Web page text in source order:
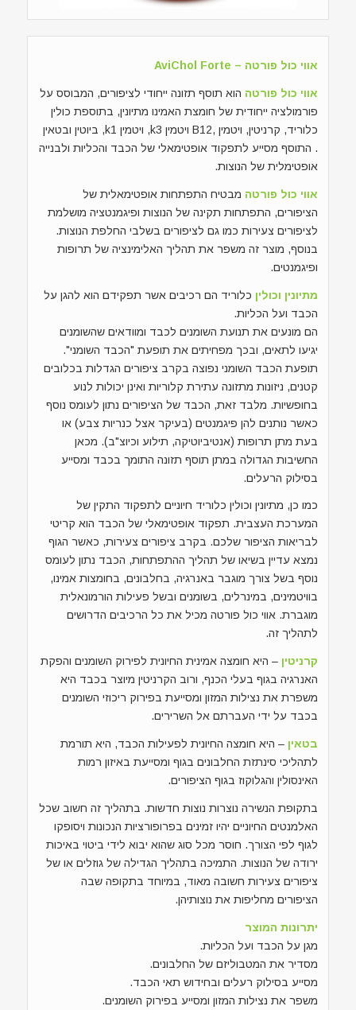
אווי כול פורטה – AviChol Forte
אווי כול פורטה הוא תוסף תזונה ייחודי לציפורים, המבוסס על
פורמולציה ייחודית של חומצת האמינו מתיונין, בתוספת כולין
כלוריד, קרניטין, ויטמין ,B12 ויטמין k3, ויטמין k1, ביוטין ובטאין
. התוסף מסייע לתפקוד אופטימאלי של הכבד והכליות ולבנייה
אופטימלית של הנוצות.
אווי כול פורטה מבטיח התפתחות אופטימאלית של
הציפורים, התפתחות תקינה של הנוצות ופיגמנטציה מושלמת
לציפורים צעירות כמו גם לציפורים בשלבי החלפת הנוצות.
בנוסף, מוצר זה משפר את תהליך האלימינציה של תרופות
ופיגמנטים.
מתיונין וכולין כלוריד הם רכיבים אשר תפקידם הוא להגן על
הכבד ועל הכליות.
הם מונעים את תנועת השומנים לכבד ומוודאים שהשומנים
יגיעו לתאים, ובכך מפחיתים את תופעת "הכבד השומני".
תופעת הכבד השומני נפוצה בקרב ציפורים הגדלות בכלובים
קטנים, ניזונות מתזונה עתירת קלוריות ואינן יכולות לנוע
בחופשיות. מלבד זאת, הכבד של הציפורים נתון לעומס נוסף
כאשר נותנים להן פיגמנטים (בעיקר אצל כנריות צבע) או
בעת מתן תרופות (אנטיביוטיקה, תילוע וכיוצ"ב). מכאן
החשיבות הגדולה במתן תוסף תזונה התומך בכבד ומסייע
בסילוק הרעלים.
כמו כן, מתיונין וכולין כלוריד חיוניים לתפקוד התקין של
המערכת העצבית. תפקוד אופטימאלי של הכבד הוא קריטי
לבריאות הציפור שלכם. בקרב ציפורים צעירות, כאשר הגוף
נמצא עדיין בשיאו של תהליך ההתפתחות, הכבד נתון לעומס
נוסף בשל צורך מוגבר באנרגיה, בחלבונים, בחומצות אמינו,
בוויטמינים, במינרלים, בשומנים ובשל פעילות הורמונאלית
מוגברת. אווי כול פורטה מכיל את כל הרכיבים הדרושים
לתהליך זה.
קרניטין – היא חומצה אמינית החיונית לפירוק השומנים והפקת
האנרגיה בגוף בעלי הכנף, ורוב הקרניטין מיוצר בכבד היא
משפרת את נצילות המזון ומסייעת בפירוק ריכוזי השומנים
בכבד על ידי העברתם אל השרירים.
בטאין – היא חומצה החיונית לפעילות הכבד, היא תורמת
לתהליכי סינתזת החלבונים בגוף ומסייעת באיזון רמות
האינסולין והגלוקוז בגוף הציפורים.
בתקופת הנשירה נוצרות נוצות חדשות. בתהליך זה חשוב שכל
האלמנטים החיוניים יהיו זמינים בפרופורציות הנכונות ויסופקו
לגוף לפי הצורך. חוסר מכל סוג שהוא יבוא לידי ביטוי באיכות
ירודה של הנוצות. התמיכה בתהליך הגדילה של גוזלים או של
ציפורים צעירות חשובה מאוד, במיוחד בתקופה שבה
הציפורים מחליפות את נוצותיהן.
יתרונות המוצר
מגן על הכבד ועל הכליות.
מסדיר את המטבוליזם של החלבונים.
מסייע בסילוק רעלים ובחידוש תאי הכבד.
משפר את נצילות המזון ומסייע בפירוק השומנים.